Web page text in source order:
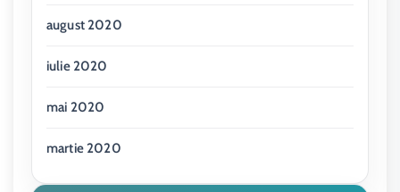
august 2020
iulie 2020
mai 2020
martie 2020